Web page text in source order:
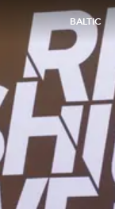
BALTIC